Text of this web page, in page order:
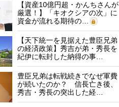
【資産10億円超・かんちさんが
厳選！】「キオクシアの次」に
資金が流れる期待の…
【天下統一を見据えた豊臣兄弟
の経済政策】秀吉が弟・秀長を
紀伊に転封した納得の事…
豊臣兄弟は転戦続きでなぜ軍費
が続いたのか？ 信長亡き後、
秀吉・秀長の突出した経…